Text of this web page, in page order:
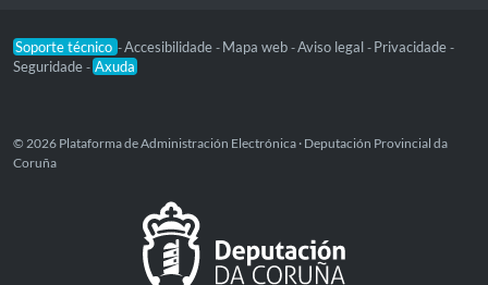
Soporte técnico -Accesibilidade - Mapa web -Aviso legal - Privacidade -
Seguridade - Axuda
© 2026 Plataforma de Administración Electrónica · Deputación Provincial da
Coruña